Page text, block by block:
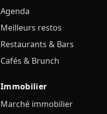
Agenda
Meilleurs restos
Restaurants & Bars
Cafés & Brunch
Immobilier
Marché immobilier